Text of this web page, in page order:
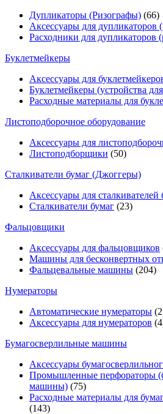
Дупликаторы (Ризографы) (66)
Аксессуары для дупликаторов
Расходники для дупликаторов
Буклетмейкеры
Аксессуары для
Буклетмейкеры (устройства
Расходные материалы для
Листоподборочное оборудование
Аксессуары для
Листоподборщики (50)
Сталкиватели бумаг (Джоггеры)
Аксессуары для сталкивателей
Сталкиватели бумаг (23)
Фальцовщики
Аксессуары для фальцовщиков
Машины для бесконвертных
Фальцевальные машины (204)
Нумераторы
Автоматические нумераторы
Аксессуары для нумераторов
Бумагосверлильные машины
Аксессуары
Промышленные перфораторы
машины) (75)
Расходные материалы для
(143)